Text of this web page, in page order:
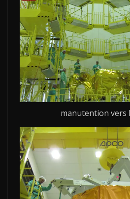
manutention vers